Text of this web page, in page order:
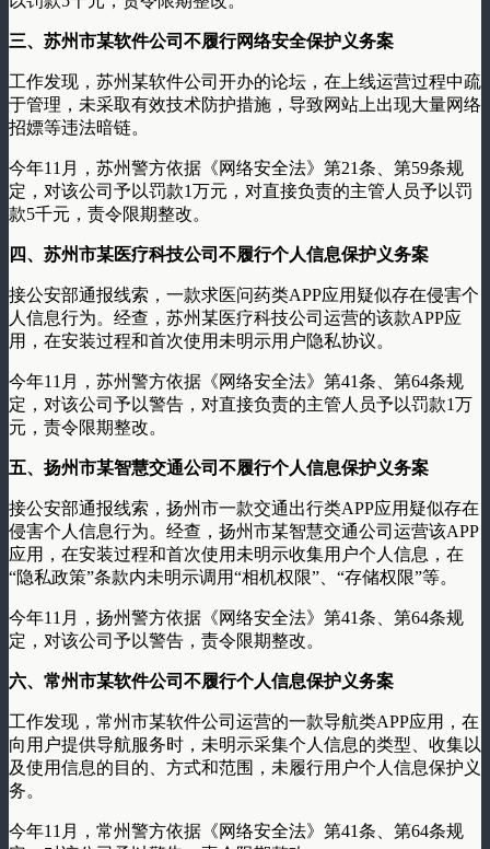
三、苏州市某软件公司不履行网络安全保护义务案
工作发现，苏州某软件公司开办的论坛，在上线运营过程中疏
于管理，未采取有效技术防护措施，导致网站上出现大量网络
招嫖等违法暗链。
今年11月，苏州警方依据《网络安全法》第21条、第59条规
定，对该公司予以罚款1万元，对直接负责的主管人员予以罚
款5千元，责令限期整改。
四、苏州市某医疗科技公司不履行个人信息保护义务案
接公安部通报线索，一款求医问药类APP应用疑似存在侵害个
人信息行为。经查，苏州某医疗科技公司运营的该款APP应
用，在安装过程和首次使用未明示用户隐私协议。
今年11月，苏州警方依据《网络安全法》第41条、第64条规
定，对该公司予以警告，对直接负责的主管人员予以罚款1万
元，责令限期整改。
五、扬州市某智慧交通公司不履行个人信息保护义务案
接公安部通报线索，扬州市一款交通出行类APP应用疑似存在
侵害个人信息行为。经查，扬州市某智慧交通公司运营该APP
应用，在安装过程和首次使用未明示收集用户个人信息，在
“隐私政策”条款内未明示调用“相机权限”、“存储权限”等。
今年11月，扬州警方依据《网络安全法》第41条、第64条规
定，对该公司予以警告，责令限期整改。
六、常州市某软件公司不履行个人信息保护义务案
工作发现，常州市某软件公司运营的一款导航类APP应用，在
向用户提供导航服务时，未明示采集个人信息的类型、收集以
及使用信息的目的、方式和范围，未履行用户个人信息保护义
务。
今年11月，常州警方依据《网络安全法》第41条、第64条规